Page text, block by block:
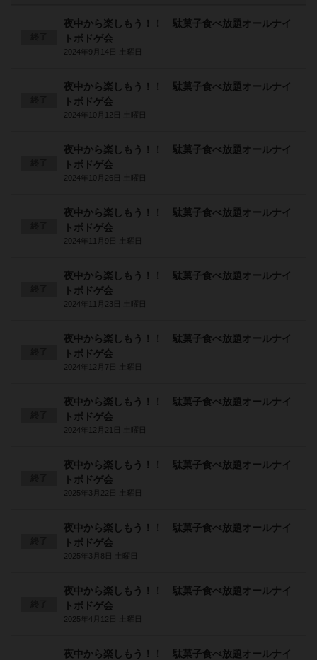
夜中から楽しもう！！ 駄菓子食べ放題オールナイ
トボドゲ会
2024年9月14日 土曜日
夜中から楽しもう！！ 駄菓子食べ放題オールナイ
トボドゲ会
2024年10月12日 土曜日
夜中から楽しもう！！ 駄菓子食べ放題オールナイ
トボドゲ会
2024年10月26日 土曜日
夜中から楽しもう！！ 駄菓子食べ放題オールナイ
トボドゲ会
2024年11月9日 土曜日
夜中から楽しもう！！ 駄菓子食べ放題オールナイ
トボドゲ会
2024年11月23日 土曜日
夜中から楽しもう！！ 駄菓子食べ放題オールナイ
トボドゲ会
2024年12月7日 土曜日
夜中から楽しもう！！ 駄菓子食べ放題オールナイ
トボドゲ会
2024年12月21日 土曜日
夜中から楽しもう！！ 駄菓子食べ放題オールナイ
トボドゲ会
2025年3月22日 土曜日
夜中から楽しもう！！ 駄菓子食べ放題オールナイ
トボドゲ会
2025年3月8日 土曜日
夜中から楽しもう！！ 駄菓子食べ放題オールナイ
トボドゲ会
2025年4月12日 土曜日
夜中から楽しもう！！ 駄菓子食べ放題オールナイ